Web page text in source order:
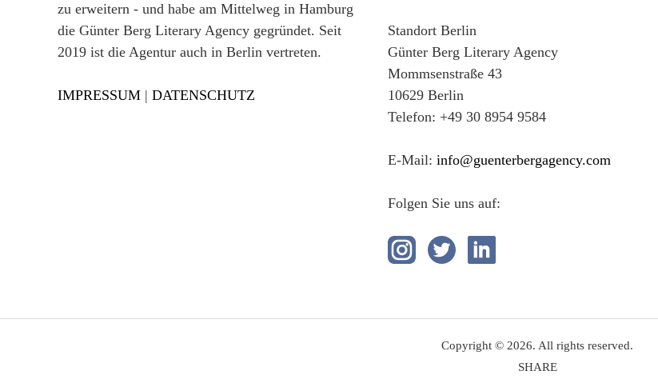
zu erweitern - und habe am Mittelweg in Hamburg
die Günter Berg Literary Agency gegründet. Seit
2019 ist die Agentur auch in Berlin vertreten.
IMPRESSUM | DATENSCHUTZ
Standort Berlin
Günter Berg Literary Agency
Mommsenstraße 43
10629 Berlin
Telefon: +49 30 8954 9584
E-Mail:info@guenterbergagency.com
Folgen Sie uns auf:
Copyright © 2026. All rights reserved.
SHARE